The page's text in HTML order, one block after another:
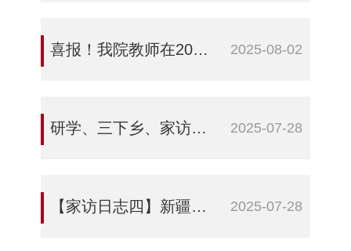
喜报！我院教师在2025年兵团职业院校技能大赛思政课教学能力比赛中斩获佳绩 2025-08-02
研学、三下乡、家访——看石职师生的“铸牢”暑期实践 2025-07-28
【家访日志四】新疆石河子职业技术学院：家访连心聚合力 民族团结谱新篇 2025-07-28